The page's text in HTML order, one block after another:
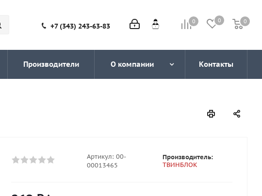
0 0 0
0
+7 (343) 243-63-83
Производители О компании Контакты
Артикул: 00-
00013465
Производитель:
ТВИНБЛОК